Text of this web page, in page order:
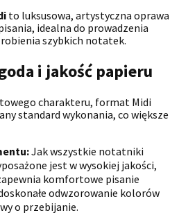
to luksusowa, artystyczna oprawa
idealna do prowadzenia
szybkich notatek.
i jakość papieru
charakteru, format Midi
standard wykonania, co większe
Jak wszystkie notatniki
jest w wysokiej jakości,
komfortowe pisanie
odwzorowanie kolorów
o przebijanie.